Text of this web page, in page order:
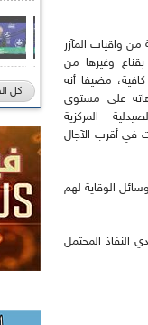
من واقيات المآزر
بقناع وغيرها من
مضيفا أنه
على مستوى
المركزية
في أقرب الآجال
الوقاية لهم
النفاذ المحتمل
كل